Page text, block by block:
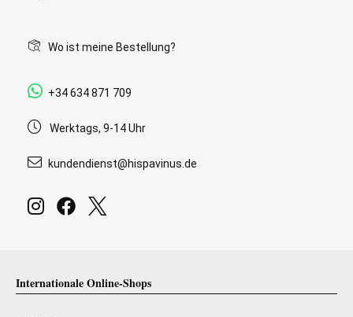
Wo ist meine Bestellung?
+34 634 871 709
Werktags, 9-14 Uhr
kundendienst@hispavinus.de
Internationale Online-Shops